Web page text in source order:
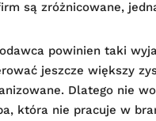
są zróżnicowane,
powinien taki
jeszcze większy
Dlatego nie
która nie pracuje w